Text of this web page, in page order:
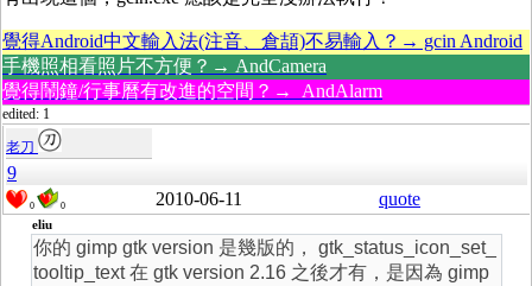
覺得Android中文輸入法(注音、倉頡)不易輸入？→ gcin Android
手機照相看照片不方便？→ AndCamera
覺得鬧鐘/行事曆有改進的空間？→ AndAlarm
edited: 1
老刀
9
0 0 2010-06-11 quote
eliu
你的 gimp gtk version 是幾版的， gtk_status_icon_set_
tooltip_text 在 gtk version 2.16 之後才有，是因為 gimp